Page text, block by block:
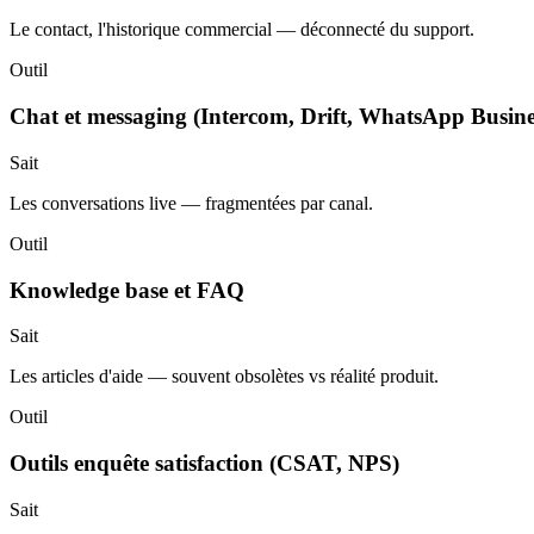
Le contact, l'historique commercial — déconnecté du support.
Outil
Chat et messaging (Intercom, Drift, WhatsApp
Sait
Les conversations live — fragmentées par canal.
Outil
Knowledge base et FAQ
Sait
Les articles d'aide — souvent obsolètes vs réalité produit.
Outil
Outils enquête satisfaction (CSAT, NPS)
Sait